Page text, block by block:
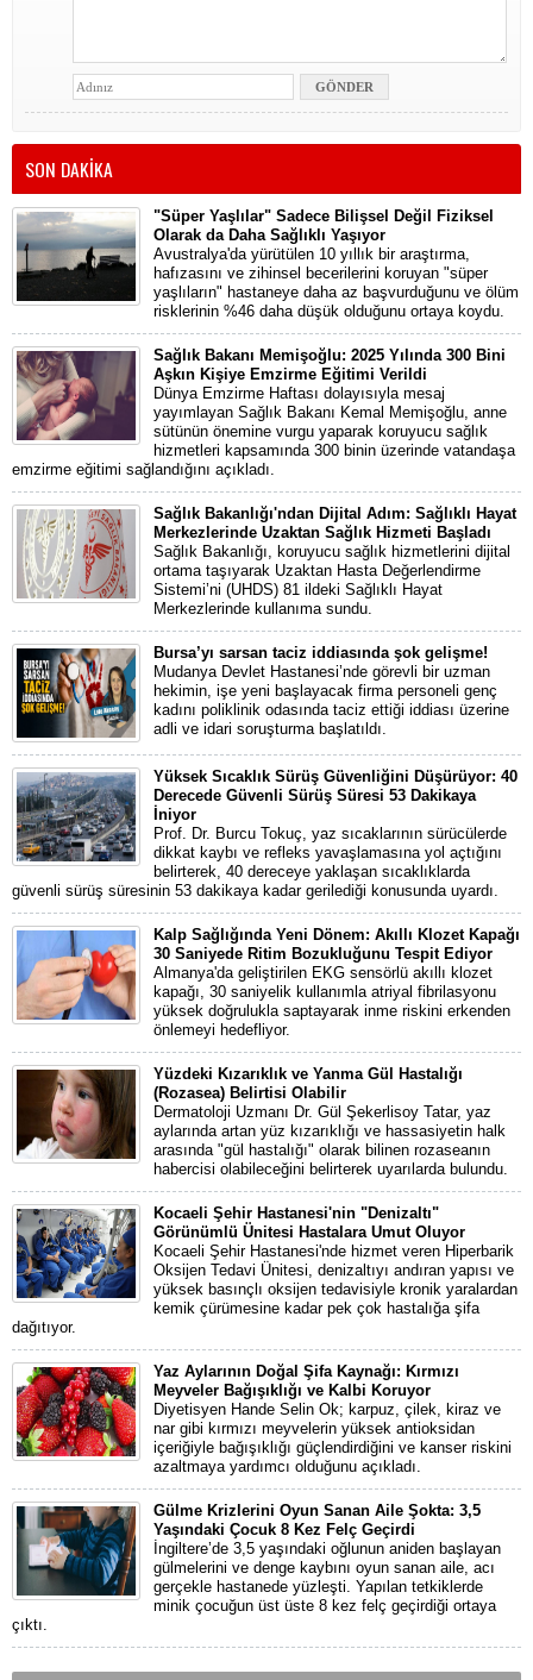
SON DAKİKA
"Süper Yaşlılar" Sadece Bilişsel Değil Fiziksel
Olarak da Daha Sağlıklı Yaşıyor
Avustralya'da yürütülen 10 yıllık bir araştırma,
hafızasını ve zihinsel becerilerini koruyan "süper
yaşlıların" hastaneye daha az başvurduğunu ve ölüm
risklerinin %46 daha düşük olduğunu ortaya koydu.
Sağlık Bakanı Memişoğlu: 2025 Yılında 300 Bini
Aşkın Kişiye Emzirme Eğitimi Verildi
Dünya Emzirme Haftası dolayısıyla mesaj
yayımlayan Sağlık Bakanı Kemal Memişoğlu, anne
sütünün önemine vurgu yaparak koruyucu sağlık
hizmetleri kapsamında 300 binin üzerinde vatandaşa
emzirme eğitimi sağlandığını açıkladı.
Sağlık Bakanlığı'ndan Dijital Adım: Sağlıklı Hayat
Merkezlerinde Uzaktan Sağlık Hizmeti Başladı
Sağlık Bakanlığı, koruyucu sağlık hizmetlerini dijital
ortama taşıyarak Uzaktan Hasta Değerlendirme
Sistemi’ni (UHDS) 81 ildeki Sağlıklı Hayat
Merkezlerinde kullanıma sundu.
Bursa’yı sarsan taciz iddiasında şok gelişme!
Mudanya Devlet Hastanesi’nde görevli bir uzman
hekimin, işe yeni başlayacak firma personeli genç
kadını poliklinik odasında taciz ettiği iddiası üzerine
adli ve idari soruşturma başlatıldı.
Yüksek Sıcaklık Sürüş Güvenliğini Düşürüyor: 40
Derecede Güvenli Sürüş Süresi 53 Dakikaya
İniyor
Prof. Dr. Burcu Tokuç, yaz sıcaklarının sürücülerde
dikkat kaybı ve refleks yavaşlamasına yol açtığını
belirterek, 40 dereceye yaklaşan sıcaklıklarda
güvenli sürüş süresinin 53 dakikaya kadar gerilediği konusunda uyardı.
Kalp Sağlığında Yeni Dönem: Akıllı Klozet Kapağı
30 Saniyede Ritim Bozukluğunu Tespit Ediyor
Almanya'da geliştirilen EKG sensörlü akıllı klozet
kapağı, 30 saniyelik kullanımla atriyal fibrilasyonu
yüksek doğrulukla saptayarak inme riskini erkenden
önlemeyi hedefliyor.
Yüzdeki Kızarıklık ve Yanma Gül Hastalığı
(Rozasea) Belirtisi Olabilir
Dermatoloji Uzmanı Dr. Gül Şekerlisoy Tatar, yaz
aylarında artan yüz kızarıklığı ve hassasiyetin halk
arasında "gül hastalığı" olarak bilinen rozaseanın
habercisi olabileceğini belirterek uyarılarda bulundu.
Kocaeli Şehir Hastanesi'nin "Denizaltı"
Görünümlü Ünitesi Hastalara Umut Oluyor
Kocaeli Şehir Hastanesi'nde hizmet veren Hiperbarik
Oksijen Tedavi Ünitesi, denizaltıyı andıran yapısı ve
yüksek basınçlı oksijen tedavisiyle kronik yaralardan
kemik çürümesine kadar pek çok hastalığa şifa
dağıtıyor.
Yaz Aylarının Doğal Şifa Kaynağı: Kırmızı
Meyveler Bağışıklığı ve Kalbi Koruyor
Diyetisyen Hande Selin Ok; karpuz, çilek, kiraz ve
nar gibi kırmızı meyvelerin yüksek antioksidan
içeriğiyle bağışıklığı güçlendirdiğini ve kanser riskini
azaltmaya yardımcı olduğunu açıkladı.
Gülme Krizlerini Oyun Sanan Aile Şokta: 3,5
Yaşındaki Çocuk 8 Kez Felç Geçirdi
İngiltere’de 3,5 yaşındaki oğlunun aniden başlayan
gülmelerini ve denge kaybını oyun sanan aile, acı
gerçekle hastanede yüzleşti. Yapılan tetkiklerde
minik çocuğun üst üste 8 kez felç geçirdiği ortaya
çıktı.